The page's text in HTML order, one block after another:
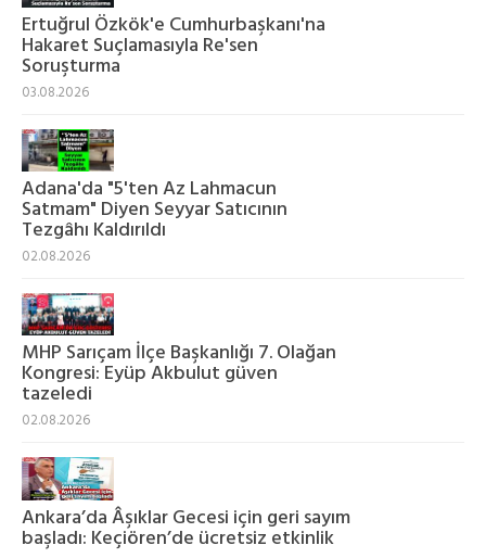
Ertuğrul Özkök'e Cumhurbaşkanı'na
Hakaret Suçlamasıyla Re'sen
Soruşturma
03.08.2026
Adana'da "5'ten Az Lahmacun
Satmam" Diyen Seyyar Satıcının
Tezgâhı Kaldırıldı
02.08.2026
MHP Sarıçam İlçe Başkanlığı 7. Olağan
Kongresi: Eyüp Akbulut güven
tazeledi
02.08.2026
Ankara’da Âşıklar Gecesi için geri sayım
başladı: Keçiören’de ücretsiz etkinlik